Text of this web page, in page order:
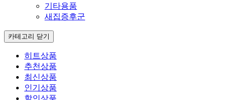
기타용품
새집증후군
카테고리 닫기
히트상품
추천상품
최신상품
인기상품
할인상품